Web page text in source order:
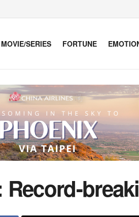
MOVIE/SERIES FORTUNE